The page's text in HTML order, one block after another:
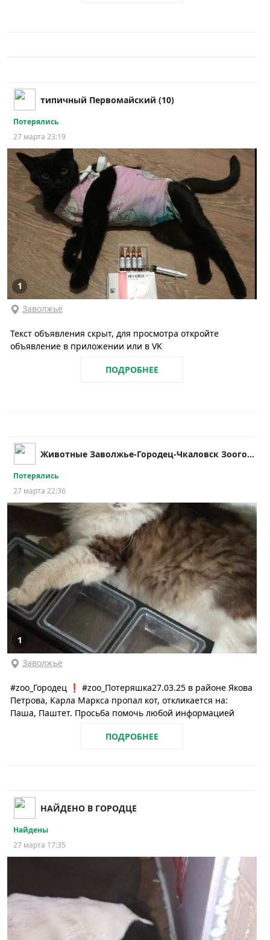
типичный Первомайский (10)
Потерялись
27 марта 23:19
1
Заволжье
Текст объявления скрыт, для просмотра откройте
объявление в приложении или в VK
ПОДРОБНЕЕ
Животные Заволжье-Городец-Чкаловск Зоогород
Потерялись
27 марта 22:36
1
Заволжье
#zoo_Городец ❗️ #zoo_Потеряшка27.03.25 в районе Якова
Петрова, Карла Маркса пропал кот, откликается на:
Паша, Паштет. Просьба помочь любой информацией
ПОДРОБНЕЕ
НАЙДЕНО В ГОРОДЦЕ
Найдены
27 марта 17:35